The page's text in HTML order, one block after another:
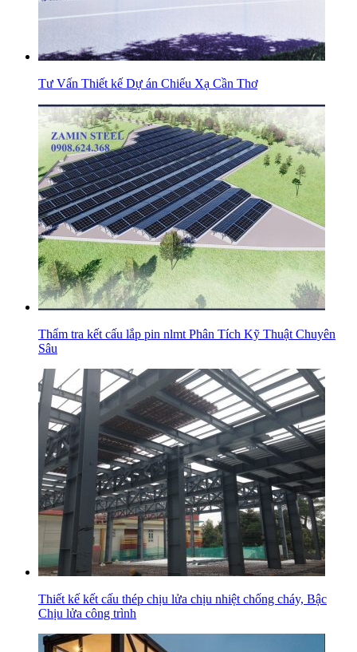
Tư Vấn Thiết kế Dự án Chiếu Xạ Cần Thơ
Thẩm tra kết cấu lắp pin nlmt Phân Tích Kỹ Thuật Chuyên
Sâu
Thiết kế kết cấu thép chịu lửa chịu nhiệt chống cháy, Bậc
Chịu lửa công trình